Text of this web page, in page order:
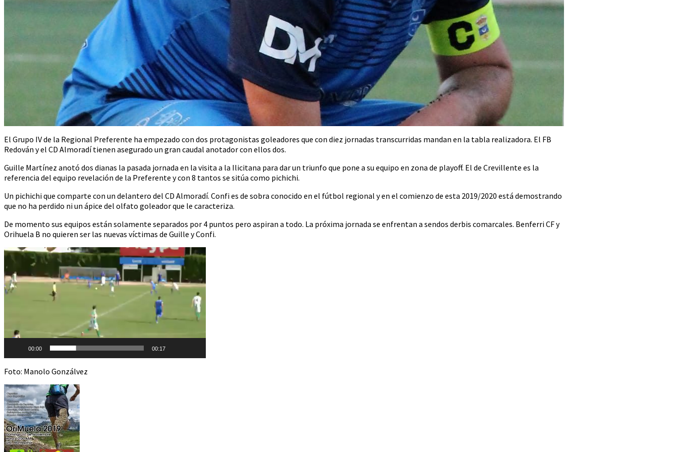
El Grupo IV de la Regional Preferente ha empezado con dos protagonistas goleadores que con diez jornadas transcurridas mandan en la tabla realizadora. El FB
Redován y el CD Almoradí tienen asegurado un gran caudal anotador con ellos dos.
Guille Martínez anotó dos dianas la pasada jornada en la visita a la Ilicitana para dar un triunfo que pone a su equipo en zona de playoff. El de Crevillente es la
referencia del equipo revelación de la Preferente y con 8 tantos se sitúa como pichichi.
Un pichichi que comparte con un delantero del CD Almoradí. Confi es de sobra conocido en el fútbol regional y en el comienzo de esta 2019/2020 está demostrando
que no ha perdido ni un ápice del olfato goleador que le caracteriza.
De momento sus equipos están solamente separados por 4 puntos pero aspiran a todo. La próxima jornada se enfrentan a sendos derbis comarcales. Benferri CF y
Orihuela B no quieren ser las nuevas víctimas de Guille y Confi.
Reproductor
vídeo
00:00 00:17
Foto: Manolo Gonzálvez